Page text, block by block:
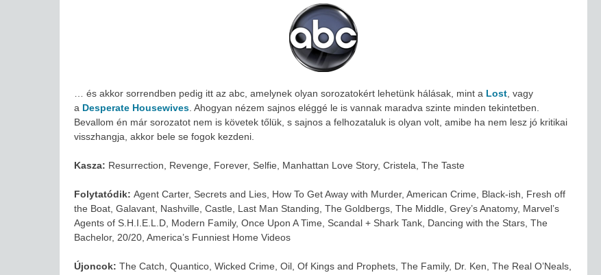
… és akkor sorrendben pedig itt az abc, amelynek olyan sorozatokért lehetünk hálásak, mint a Lost , vagy
a Desperate Housewives . Ahogyan nézem sajnos eléggé le is vannak maradva szinte minden tekintetben.
Bevallom én már sorozatot nem is követek tőlük, s sajnos a felhozataluk is olyan volt, amibe ha nem lesz jó kritikai
visszhangja, akkor bele se fogok kezdeni.
Kasza: Resurrection, Revenge, Forever, Selfie, Manhattan Love Story, Cristela, The Taste
Folytatódik: Agent Carter, Secrets and Lies, How To Get Away with Murder, American Crime, Black-ish, Fresh off
the Boat, Galavant, Nashville, Castle, Last Man Standing, The Goldbergs, The Middle, Grey’s Anatomy, Marvel’s
Agents of S.H.I.E.L.D, Modern Family, Once Upon A Time, Scandal + Shark Tank, Dancing with the Stars, The
Bachelor, 20/20, America’s Funniest Home Videos
Újoncok: The Catch, Quantico, Wicked Crime, Oil, Of Kings and Prophets, The Family, Dr. Ken, The Real O’Neals,